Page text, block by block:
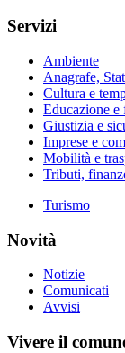
Servizi
Ambiente
Anagrafe,
Cultura e
Educazione e
Giustizia e
Imprese e
Mobilità e
Tributi,
Turismo
Novità
Notizie
Comunicati
Avvisi
Vivere il